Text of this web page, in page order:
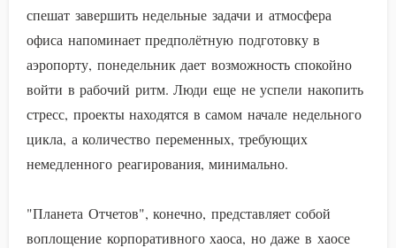
спешат завершить недельные задачи и атмосфера
офиса напоминает предполётную подготовку в
аэропорту, понедельник дает возможность спокойно
войти в рабочий ритм. Люди еще не успели накопить
стресс, проекты находятся в самом начале недельного
цикла, а количество переменных, требующих
немедленного реагирования, минимально.
"Планета Отчетов", конечно, представляет собой
воплощение корпоративного хаоса, но даже в хаосе